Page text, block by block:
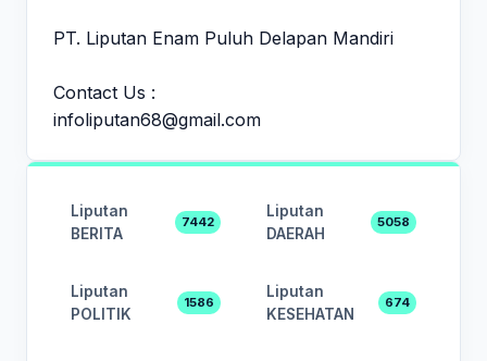
PT. Liputan Enam Puluh Delapan Mandiri
Contact Us :
infoliputan68@gmail.com
Liputan
BERITA
7442
Liputan
DAERAH
5058
Liputan
POLITIK
1586
Liputan
KESEHATAN
674